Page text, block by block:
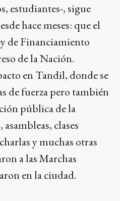
estudiantes-, sigue
hace meses: que el
de Financiamiento
de la Nación.
en Tandil, donde se
de fuerza pero también
pública de la
clases
y muchas otras
a las Marchas
en la ciudad.